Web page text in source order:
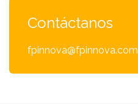
Contáctanos
fpinnova@fpinnova.com